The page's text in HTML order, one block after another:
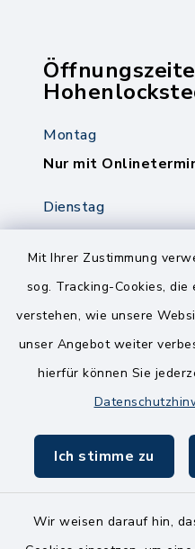
Mit Ihrer Zustimmung
sog. Tracking-Cookies,
verstehen, wie unsere
unser Angebot weiter
hierfür können Sie
Ich stimme zu
Wir weisen darauf hin,
Montag
Nur mit
Dienstag
8.00-12.00 Uhr
14.00-18.00 Uhr
Freitag
8.00-11.00 Uhr